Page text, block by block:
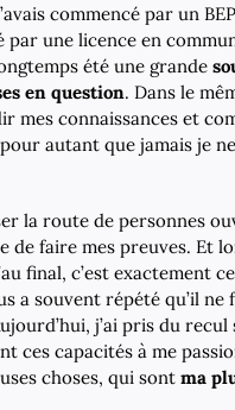
commencé par un BEP
par une licence en
été une grande
en question. Dans le
mes connaissances et
autant que jamais je
la route de personnes
de faire mes preuves. Et
final, c’est exactement
a souvent répété qu’il ne
j’ai pris du
ces capacités à me
choses, qui sont ma